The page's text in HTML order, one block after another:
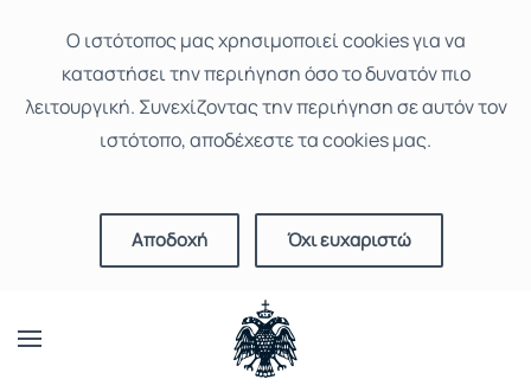
Ο ιστότοπoς μας χρησιμοποιεί cookies για να
καταστήσει την περιήγηση όσο το δυνατόν πιο
λειτουργική. Συνεχίζοντας την περιήγηση σε αυτόν τον
ιστότοπο, αποδέχεστε τα cookies μας.
Αποδοχή Όχι ευχαριστώ